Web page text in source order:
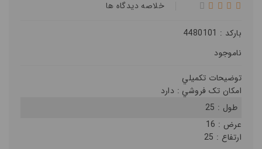
خلاصه ديدگاه ها
بارکد : 4480101
ناموجود
توضيحات تکميلي
امکان تک فروشي : دارد
طول :
عرض :
ارتفاع :